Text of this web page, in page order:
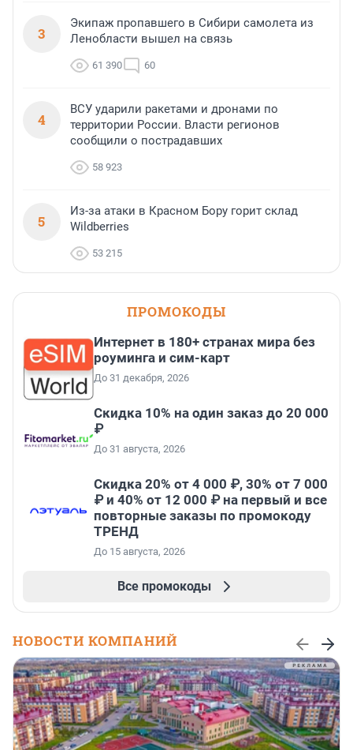
3
Экипаж пропавшего в Сибири самолета из
Ленобласти вышел на связь
61 390 60
4
ВСУ ударили ракетами и дронами по
территории России. Власти регионов
сообщили о пострадавших
58 923
5
Из-за атаки в Красном Бору горит склад
Wildberries
53 215
ПРОМОКОДЫ
Интернет в 180+ странах мира без
роуминга и сим-карт
До 31 декабря, 2026
Скидка 10% на один заказ до 20 000
₽
До 31 августа, 2026
Скидка 20% от 4 000 ₽, 30% от 7 000
₽ и 40% от 12 000 ₽ на первый и все
повторные заказы по промокоду
ТРЕНД
До 15 августа, 2026
Все промокоды
НОВОСТИ КОМПАНИЙ